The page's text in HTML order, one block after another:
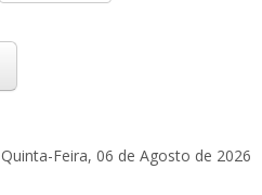
Quinta-Feira, 06 de Agosto de 2026